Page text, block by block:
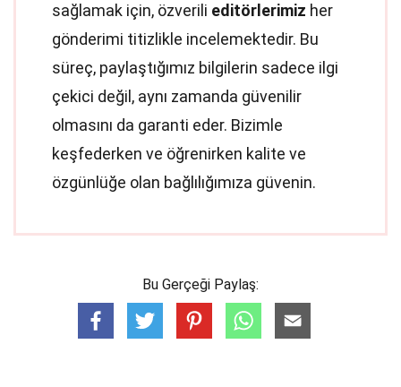
sağlamak için, özverili editörlerimiz her
gönderimi titizlikle incelemektedir. Bu
süreç, paylaştığımız bilgilerin sadece ilgi
çekici değil, aynı zamanda güvenilir
olmasını da garanti eder. Bizimle
keşfederken ve öğrenirken kalite ve
özgünlüğe olan bağlılığımıza güvenin.
Bu Gerçeği Paylaş: